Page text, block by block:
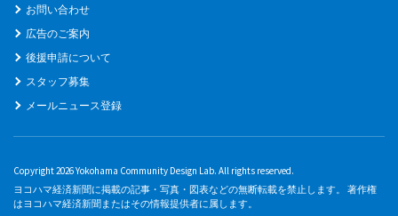
お問い合わせ
広告のご案内
後援申請について
スタッフ募集
メールニュース登録
Copyright 2026 Yokohama Community Design Lab. All rights reserved.
ヨコハマ経済新聞に掲載の記事・写真・図表などの無断転載を禁止します。 著作権
はヨコハマ経済新聞またはその情報提供者に属します。